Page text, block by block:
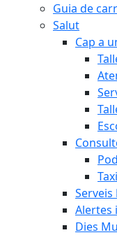
Guia de
Salut
Cap a
Taxi
Serveis
Alertes
Dies